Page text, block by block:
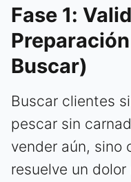
Fase 1:
Buscar)
Buscar clientes
pescar sin
vender aún, sino
resuelve un